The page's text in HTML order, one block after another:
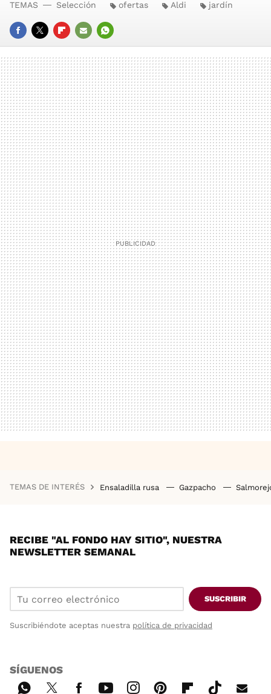
FACEBOOK
TWITTERFLIPBOARD
E-
MAIL
WHATSAPP
TEMAS Selección ofertas Aldi jardín
TEMAS DE INTERÉS Ensaladilla rusa Gazpacho
RECIBE "AL FONDO HAY SITIO", NUESTRA
NEWSLETTER SEMANAL
SUSCRIBIR
Suscribiéndote aceptas nuestra política de privacidad
SÍGUENOS